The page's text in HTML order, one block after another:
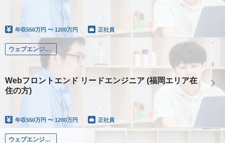
年収550万円 〜 1200万円 正社員
ウェブエンジニア
Webフロントエンド リードエンジニア (福岡エリア在
住の方)
年収550万円 〜 1200万円 正社員
ウェブエンジニア